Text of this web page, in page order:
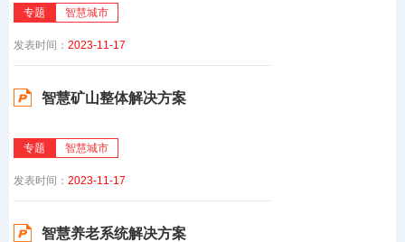
专题 智慧城市
发表时间： 2023-11-17
智慧矿山整体解决方案
专题 智慧城市
发表时间： 2023-11-17
智慧养老系统解决方案